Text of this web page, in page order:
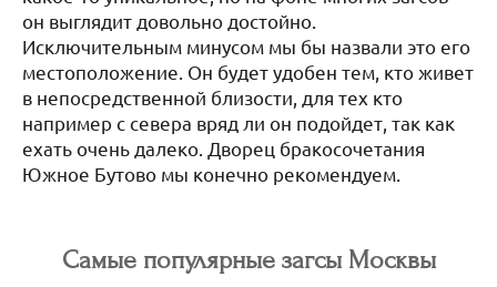
он выглядит довольно достойно.
Исключительным минусом мы бы назвали это его
местоположение. Он будет удобен тем, кто живет
в непосредственной близости, для тех кто
например с севера вряд ли он подойдет, так как
ехать очень далеко. Дворец бракосочетания
Южное Бутово мы конечно рекомендуем.
Самые популярные загсы Москвы